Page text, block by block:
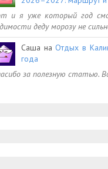
и я уже который год
деду морозу не
Саша наОтдых в
года
за полезную статью.